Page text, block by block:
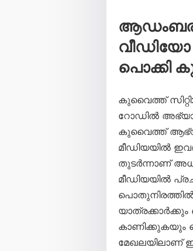
ആഡംബര
പൊക്കി
കുവൈത്ത്
റോഡിൽ
കുവൈത്ത്
മീഡിയയിൽ
തുടർന്നാണ്
മീഡിയയിൽ
പൊതുനിരത്തിൽ
മേഖലയിലാണ്